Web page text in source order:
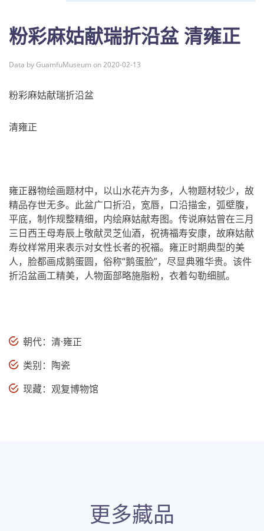
粉彩麻姑献瑞折沿盆 清雍正
Data by GuamfuMuseum on 2020-02-13
粉彩麻姑献瑞折沿盆
清雍正
雍正器物绘画题材中，以山水花卉为多，人物题材较少，故
精品存世无多。此盆广口折沿，宽唇，口沿描金，弧壁腹，
平底，制作规整精细，内绘麻姑献寿图。传说麻姑曾在三月
三日西王母寿辰上敬献灵芝仙酒，祝祷福寿安康，故麻姑献
寿纹样常用来表示对女性长者的祝福。雍正时期典型的美
人，脸都画成鹅蛋圆，俗称“鹅蛋脸”，尽显典雅华贵。该件
折沿盆画工精美，人物面部略施脂粉，衣着勾勒细腻。
朝代：清·雍正
类别：陶瓷
现藏：观复博物馆
更多藏品